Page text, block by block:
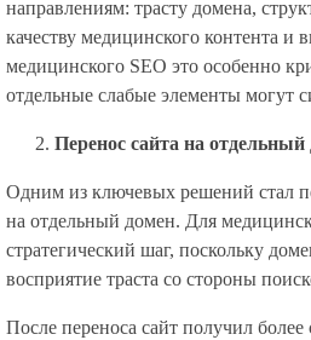
направлениям: трасту домена,
качеству медицинского контента и
медицинского SEO это особенно
отдельные слабые элементы могут
Перенос сайта на отдельный
Одним из ключевых решений стал
на отдельный домен. Для
стратегический шаг, поскольку
восприятие траста со стороны
После переноса сайт получил более